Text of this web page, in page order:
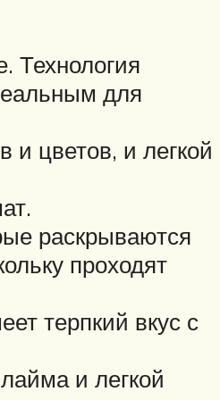
Технология
для
цветов, и легкой
раскрываются
проходят
терпкий вкус с
и легкой